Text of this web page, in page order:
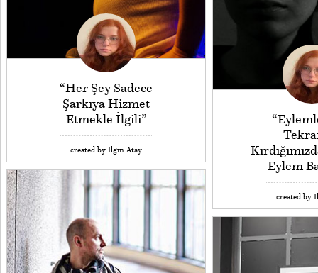
“Her Şey Sadece
Şarkıya Hizmet
Etmekle İlgili”
created by Ilgın Atay
Eylem
created by